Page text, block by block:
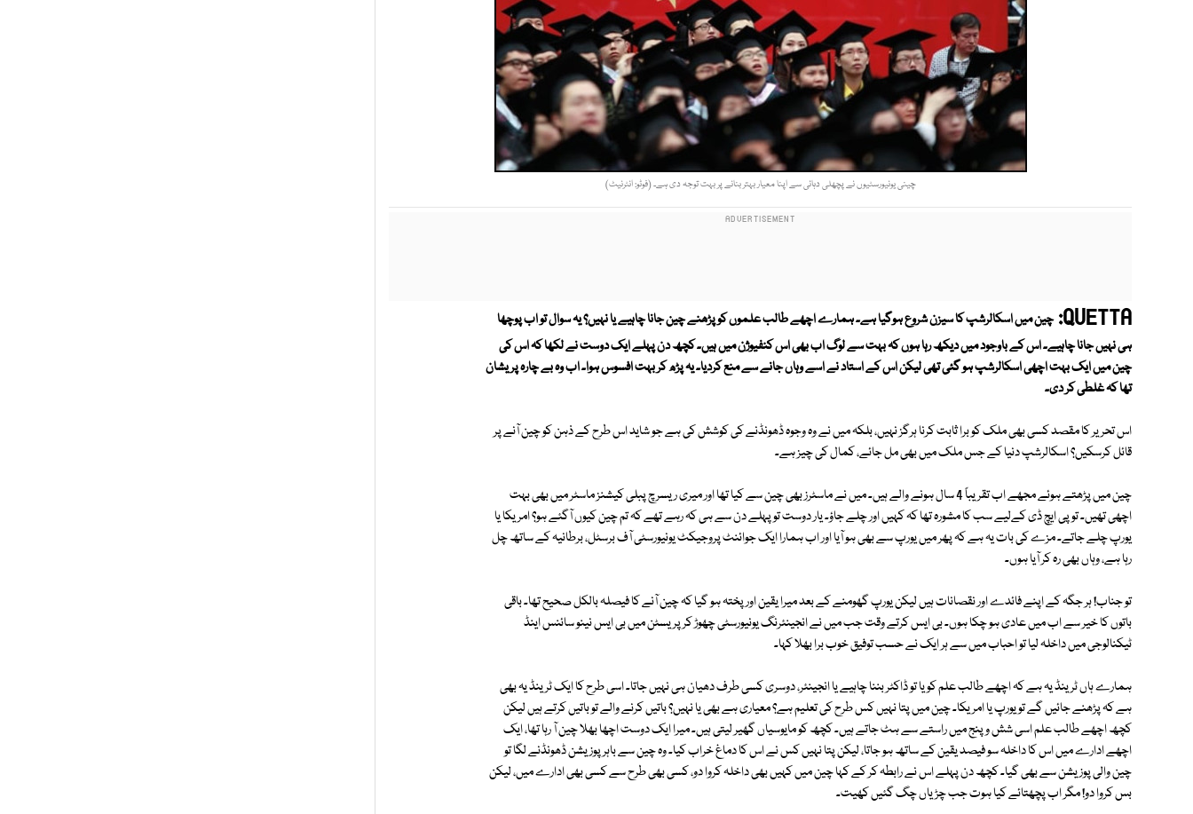
چینی یونیورسٹیوں نے پچھلی دہائی سے اپنا معیار بہتر بنانے پر بہت توجہ دی ہے۔ (فوٹو: انٹرنیٹ)
QUETTA: چین میں اسکالرشپ کا سیزن شروع ہوگیا ہے۔ ہمارے اچھے طالب علموں کو پڑھنے چین جانا چاہیے یا نہیں؟ یہ سوال تو اب پوچھا
ہی نہیں جانا چاہیے۔ اس کے باوجود میں دیکھ رہا ہوں کہ بہت سے لوگ اب بھی اس کنفیوژن میں ہیں۔ کچھ دن پہلے ایک دوست نے لکھا کہ اس کی
چین میں ایک بہت اچھی اسکالرشپ ہو گئی تھی لیکن اس کے استاد نے اسے وہاں جانے سے منع کردیا۔ یہ پڑھ کر بہت افسوس ہوا۔ اب وہ بے چارہ پریشان
تھا کہ غلطی کر دی۔
اس تحریر کا مقصد کسی بھی ملک کو برا ثابت کرنا ہرگز نہیں، بلکہ میں نے وہ وجوہ ڈھونڈنے کی کوشش کی ہے جو شاید اس طرح کے ذہن کو چین آنے پر
قائل کرسکیں؟ اسکالرشپ دنیا کے جس ملک میں بھی مل جائے، کمال کی چیز ہے۔
چین میں پڑھتے ہوئے مجھے اب تقریباً 4 سال ہونے والے ہیں۔ میں نے ماسٹرز بھی چین سے کیا تھا اور میری ریسرچ پبلی کیشنز ماسٹر میں بھی بہت
اچھی تھیں۔ تو پی ایچ ڈی کےلیے سب کا مشورہ تھا کہ کہیں اور چلے جاؤ۔ یار دوست تو پہلے دن سے ہی کہ رہے تھے کہ تم چین کیوں آگئے ہو؟ امریکا یا
یورپ چلے جاتے۔ مزے کی بات یہ ہے کہ پھر میں یورپ سے بھی ہو آیا اور اب ہمارا ایک جوائنٹ پروجیکٹ یونیورسٹی آف برسٹل، برطانیہ کے ساتھ چل
رہا ہے، وہاں بھی رہ کر آیا ہوں۔
تو جناب! ہر جگہ کے اپنے فائدے اور نقصانات ہیں لیکن یورپ گھومنے کے بعد میرا یقین اور پختہ ہو گیا کہ چین آنے کا فیصلہ بالکل صحیح تھا۔ باقی
باتوں کا خیر سے اب میں عادی ہو چکا ہوں۔ بی ایس کرتے وقت جب میں نے انجینئرنگ یونیورسٹی چھوڑ کر پریسٹن میں بی ایس نینو سائنس اینڈ
ٹیکنالوجی میں داخلہ لیا تو احباب میں سے ہر ایک نے حسب توفیق خوب برا بھلا کہا۔
ہمارے ہاں ٹرینڈ یہ ہے کہ اچھے طالب علم کو یا تو ڈاکٹر بننا چاہیے یا انجینئر، دوسری کسی طرف دھیان ہی نہیں جاتا۔ اسی طرح کا ایک ٹرینڈ یہ بھی
ہے کہ پڑھنے جائیں گے تو یورپ یا امریکا۔ چین میں پتا نہیں کس طرح کی تعلیم ہے؟ معیاری ہے بھی یا نہیں؟ باتیں کرنے والے تو باتیں کرتے ہیں لیکن
کچھ اچھے طالب علم اسی شش و پنج میں راستے سے ہٹ جاتے ہیں۔ کچھ کو مایوسیاں گھیر لیتی ہیں۔ میرا ایک دوست اچھا بھلا چین آ رہا تھا، ایک
اچھے ادارے میں اس کا داخلہ سو فیصد یقین کے ساتھ ہو جاتا، لیکن پتا نہیں کس نے اس کا دماغ خراب کیا۔ وہ چین سے باہر پوزیشن ڈھونڈنے لگا تو
چین والی پوزیشن سے بھی گیا۔ کچھ دن پہلے اس نے رابطہ کر کے کہا چین میں کہیں بھی داخلہ کروا دو، کسی بھی طرح سے کسی بھی ادارے میں، لیکن
بس کروا دو! مگر اب پچھتائے کیا ہوت جب چڑیاں چگ گئیں کھیت۔